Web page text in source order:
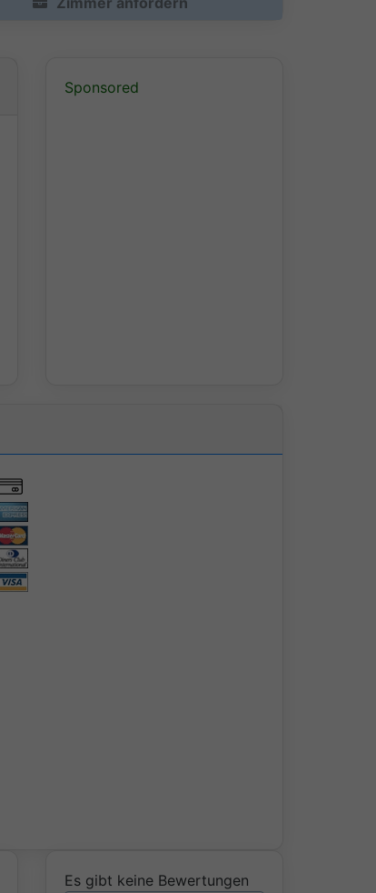
Sponsored
Es gibt keine Bewertungen